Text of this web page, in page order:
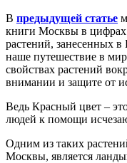
В предыдущей статье
книги Москвы в цифрах
растений, занесенных
наше путешествие в
свойствах растений
внимании и защите от
Ведь Красный цвет –
людей к помощи
Одним из таких
Москвы, является